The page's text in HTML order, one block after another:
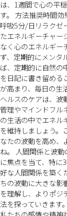
は、1週間で心の平
す。 方法推奨時間
呼吸5分/日リラクゼ
たエネルギーチャー
なく心のエネルギー
ず、定期的にメンタ
ば、定期的に自然の
を日記に書き留める
が高まり、毎日の生
ヘルスのケアは、波
管理やマインドフル
の生活の中でエネル
を維持しましょう。
なたの波動を高め、
ね。 人間関係と波
に焦点を当て、特に
好な人間関係を築く
ちの波動に大きな影
を理解し、よりポジ
法を探っていきます